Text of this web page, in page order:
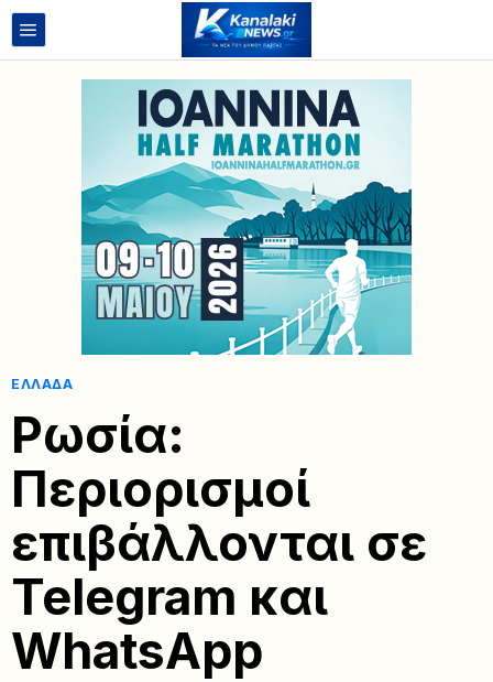
ΕΛΛΆΔΑ
Ρωσία:
Περιορισμοί
επιβάλλονται σε
Telegram και
WhatsApp